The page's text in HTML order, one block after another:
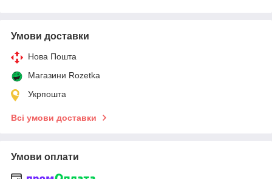
Умови доставки
Нова Пошта
Магазини Rozetka
Укрпошта
Всі умови доставки
Умови оплати